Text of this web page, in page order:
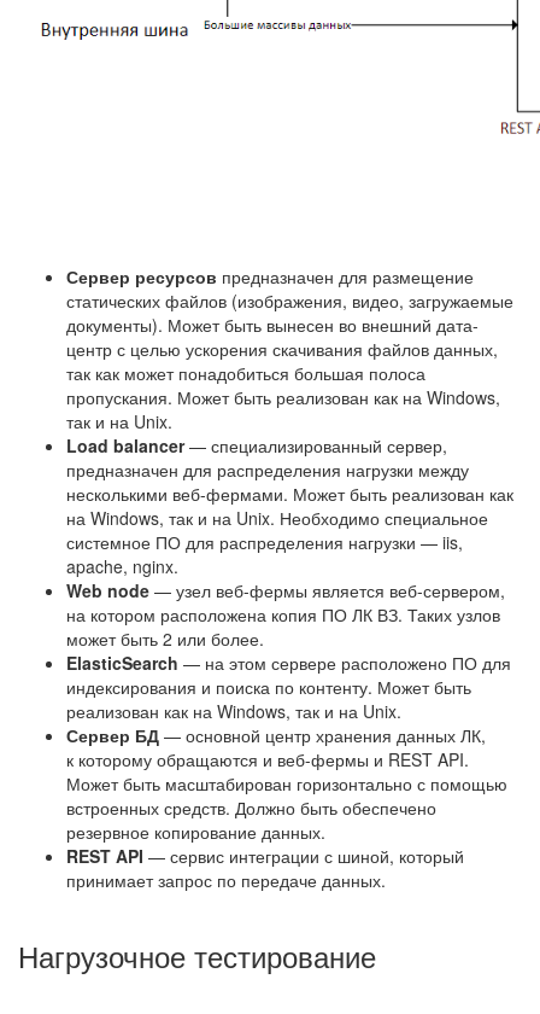
Сервер ресурсов предназначен для размещение
статических файлов (изображения, видео, загружаемые
документы). Может быть вынесен во внешний дата-
центр с целью ускорения скачивания файлов данных,
так как может понадобиться большая полоса
пропускания. Может быть реализован как на Windows,
так и на Unix.
Load balancer— специализированный сервер,
предназначен для распределения нагрузки между
несколькими веб-фермами. Может быть реализован как
на Windows, так и на Unix. Необходимо специальное
системное ПО для распределения нагрузки — iis,
apache, nginx.
Web node — узел веб-фермы является веб-сервером,
на котором расположена копия ПО ЛК ВЗ. Таких узлов
может быть 2 или более.
ElasticSearch — на этом сервере расположено ПО для
индексирования и поиска по контенту. Может быть
реализован как на Windows, так и на Unix.
Сервер БД — основной центр хранения данных ЛК,
к которому обращаются и веб-фермы и REST API.
Может быть масштабирован горизонтально с помощью
встроенных средств. Должно быть обеспечено
резервное копирование данных.
REST API — сервис интеграции с шиной, который
принимает запрос по передаче данных.
Нагрузочное тестирование